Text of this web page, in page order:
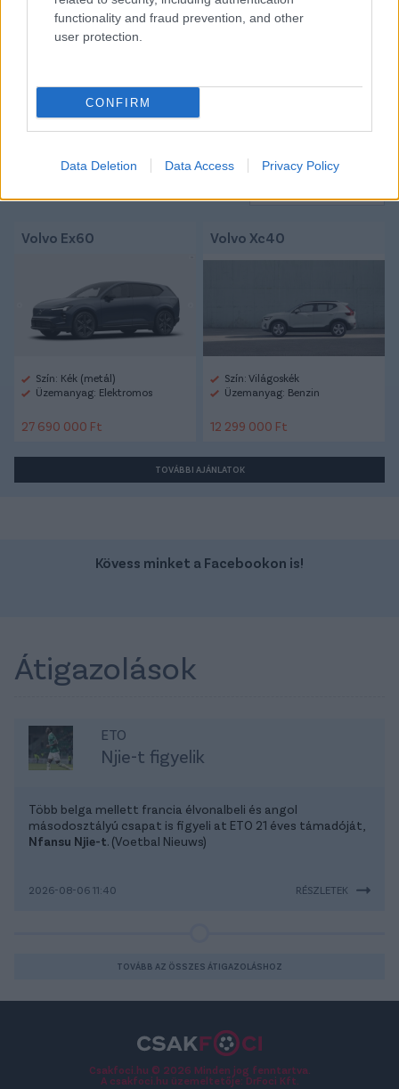
functionality and fraud prevention, and other
user protection.
CONFIRM
Data Deletion Data Access Privacy Policy
CÍMKÉK: #MAGYAR FOCI #NB I
#FRADI
#ÁTIGAZOLÁSOK
SEVIKYAN
#EDGAR SZEVIKJAN
Autópiac
Volvo Ex60
Szín: Kék (metál)
Üzemanyag: Elektromos
27 690 000 Ft
Volvo Xc40
Szín: Világoskék
Üzemanyag: Benzin
12 299 000 Ft
TOVÁBBI AJÁNLATOK
Kövess minket a Facebookon is!
Átigazolások
ETO
Njie-t figyelik
Több belga mellett francia élvonalbeli és angol
másodosztályú csapat is figyeli at ETO 21 éves támadóját,
Nfansu Njie-t. (Voetbal Nieuws)
2026-08-06 11:40 RÉSZLETEK
TOVÁBB AZ ÖSSZES ÁTIGAZOLÁSHOZ
Csakfoci.hu © 2026 Minden jog fenntartva.
A csakfoci.hu üzemeltetője: DrFoci Kft.